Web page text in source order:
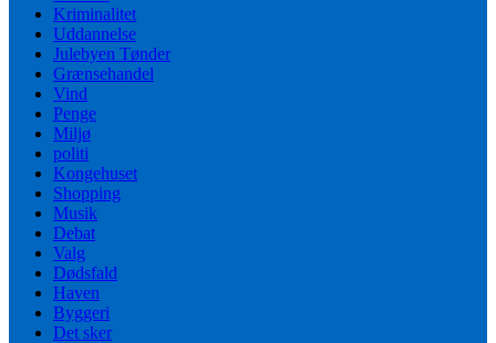
Kriminalitet
Uddannelse
Julebyen Tønder
Grænsehandel
Vind
Penge
Miljø
politi
Kongehuset
Shopping
Musik
Debat
Valg
Dødsfald
Haven
Byggeri
Det sker